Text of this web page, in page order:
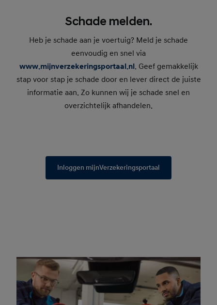
Schade melden.
Heb je schade aan je voertuig? Meld je schade
eenvoudig en snel via
www.mijnverzekeringsportaal.nl. Geef gemakkelijk
stap voor stap je schade door en lever direct de juiste
informatie aan. Zo kunnen wij je schade snel en
overzichtelijk afhandelen.
Inloggen mijnVerzekeringsportaal